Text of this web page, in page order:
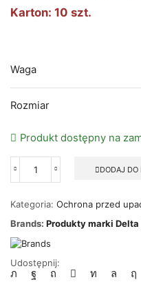
Karton: 10 szt.
Waga
Rozmiar
Produkt dostępny na
ilość
HAK
ĆWIERĆOBROTOWY
Z
BLOKOWANIEM
AM022
2SZT.
DODAJ DO
Kategoria: Ochrona przed
Brands: Produkty marki Delta
Udostępnij: